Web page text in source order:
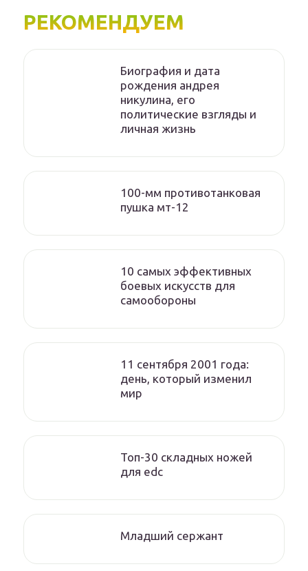
РЕКОМЕНДУЕМ
Биография и дата
рождения андрея
никулина, его
политические взгляды и
личная жизнь
100-мм противотанковая
пушка мт-12
10 самых эффективных
боевых искусств для
самообороны
11 сентября 2001 года:
день, который изменил
мир
Топ-30 складных ножей
для edc
Младший сержант